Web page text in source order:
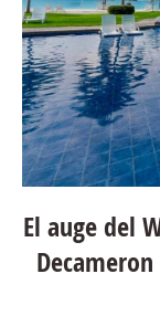
El auge del